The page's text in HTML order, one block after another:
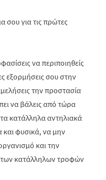
να περιποιηθείς
εξορμήσεις σου στην
την προστασία
να βάλεις από τώρα
κατάλληλα αντηλιακά
φυσικά, να μην
και την
κατάλληλων τροφών